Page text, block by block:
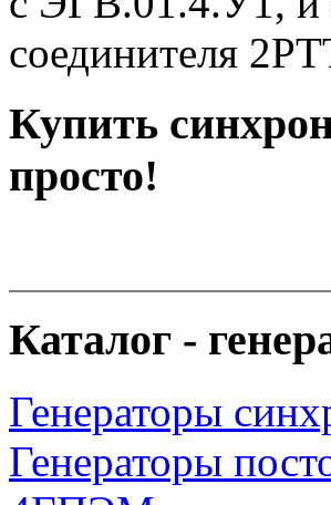
соединителя
Купить
просто!
Каталог -
Генераторы
Генераторы